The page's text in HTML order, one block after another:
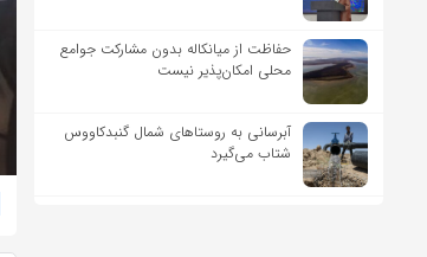
حفاظت از میانکاله بدون مشارکت جوامع
محلی امکان‌پذیر نیست
آبرسانی به روستاهای شمال گنبدکاووس
شتاب می‌گیرد